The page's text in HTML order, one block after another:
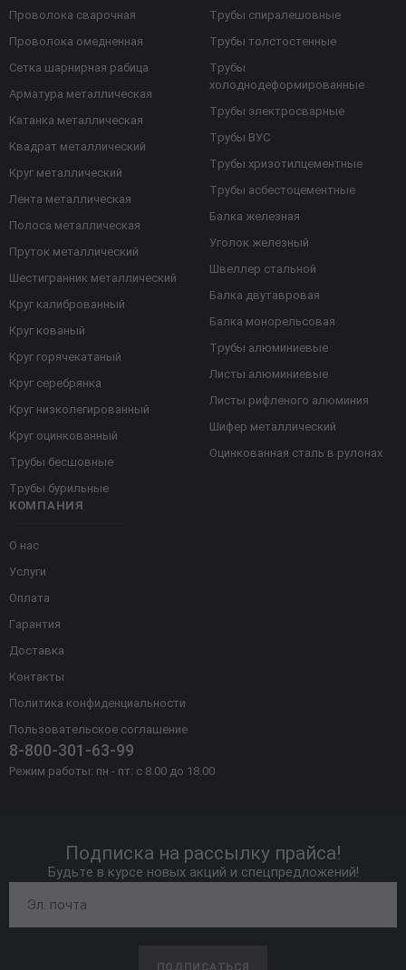
КОМПАНИЯ
О нас
Услуги
Оплата
Гарантия
Доставка
Контакты
Политика конфиденциальности
Пользовательское соглашение
8-800-301-63-99
Режим работы: пн - пт: с 8.00 до 18.00
Проволока сварочная
Проволока омедненная
Сетка шарнирная рабица
Арматура металлическая
Катанка металлическая
Квадрат металлический
Круг металлический
Лента металлическая
Полоса металлическая
Пруток металлический
Шестигранник металлический
Круг калиброванный
Круг кованый
Круг горячекатаный
Круг серебрянка
Круг низколегированный
Круг оцинкованный
Трубы бесшовные
Трубы бурильные
Трубы спиралешовные
Трубы толстостенные
Трубы
холоднодеформированные
Трубы электросварные
Трубы ВУС
Трубы хризотилцементные
Трубы асбестоцементные
Балка железная
Уголок железный
Швеллер стальной
Балка двутавровая
Балка монорельсовая
Трубы алюминиевые
Листы алюминиевые
Листы рифленого алюминия
Шифер металлический
Оцинкованная сталь в рулонах
Подписка на рассылку прайса!
Будьте в курсе новых акций и спецпредложений!
ПОДПИСАТЬСЯ